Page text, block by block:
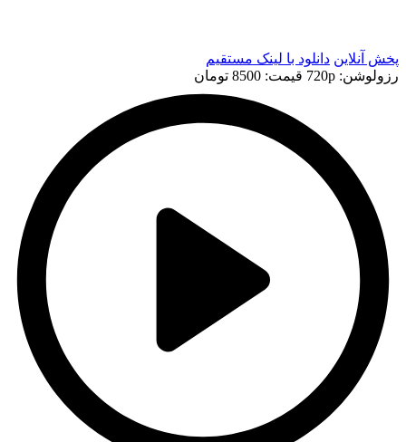
پخش آنلاین دانلود با لينک مستقيم
رزولوشن: 720p
قيمت: 8500 تومان